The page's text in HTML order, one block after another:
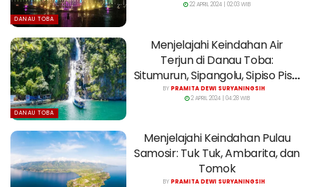
DANAU TOBA
22 APRIL 2024 | 02:03 WIB
DANAU TOBA
Menjelajahi Keindahan Air
Terjun di Danau Toba:
Situmurun, Sipangolu, Sipiso Piso,
dan Janji
BYPRAMITA DEWI SURYANINGSIH
2 APRIL 2024 | 04:28 WIB
Menjelajahi Keindahan Pulau
Samosir: Tuk Tuk, Ambarita, dan
Tomok
BYPRAMITA DEWI SURYANINGSIH